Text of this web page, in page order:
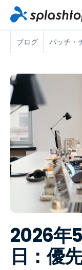
ブログ パッチ・
2026年
日：優